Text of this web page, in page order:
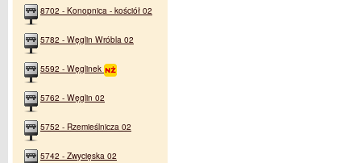
8702 - Konopnica - kościół 02
5782 - Węglin Wróbla 02
5592 - Węglinek
5762 - Węglin 02
5752 - Rzemieślnicza 02
5742 - Zwycięska 02